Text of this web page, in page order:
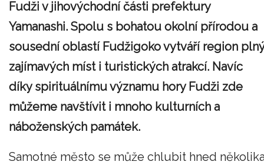
Fudži v jihovýchodní části prefektury
Yamanashi. Spolu s bohatou okolní přírodou a
sousední oblastí Fudžigoko vytváří region plný
zajímavých míst i turistických atrakcí. Navíc
díky spirituálnímu významu hory Fudži zde
můžeme navštívit i mnoho kulturních a
náboženských památek.
Samotné město se může chlubit hned